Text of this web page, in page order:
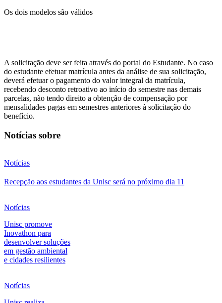
Os dois modelos são válidos
A solicitação deve ser feita através do portal do Estudante. No caso
do estudante efetuar matrícula antes da análise de sua solicitação,
deverá efetuar o pagamento do valor integral da matrícula,
recebendo desconto retroativo ao início do semestre nas demais
parcelas, não tendo direito a obtenção de compensação por
mensalidades pagas em semestres anteriores à solicitação do
benefício.
Notícias sobre
Notícias
Recepção aos estudantes da Unisc será no próximo dia 11
Notícias
Unisc promove
Inovathon para
desenvolver soluções
em gestão ambiental
e cidades resilientes
Notícias